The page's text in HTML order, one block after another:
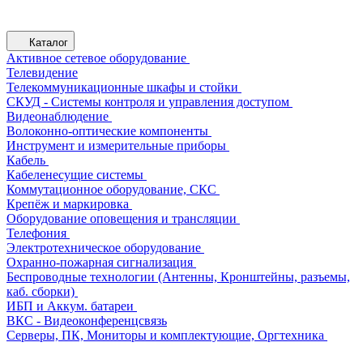
Каталог
Активное сетевое оборудование
Телевидение
Телекоммуникационные шкафы и стойки
СКУД - Системы контроля и управления доступом
Видеонаблюдение
Волоконно-оптические компоненты
Инструмент и измерительные приборы
Кабель
Кабеленесущие системы
Коммутационное оборудование, СКС
Крепёж и маркировка
Оборудование оповещения и трансляции
Телефония
Электротехническое оборудование
Охранно-пожарная сигнализация
Беспроводные технологии (Антенны, Кронштейны, разъемы,
каб. сборки)
ИБП и Аккум. батареи
ВКС - Видеоконференцсвязь
Серверы, ПК, Мониторы и комплектующие, Оргтехника